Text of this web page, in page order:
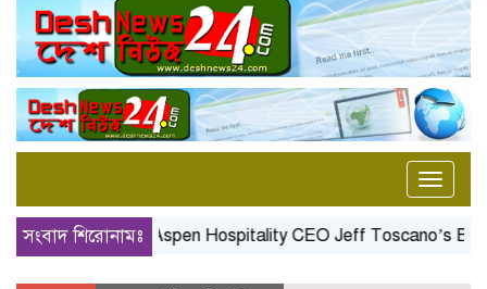
Toggle
সংবাদ শিরোনামঃAspen Hospitality CEO Jeff Toscano’s